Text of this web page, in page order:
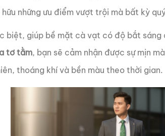
hữu những ưu điểm vượt trội mà bất kỳ
biệt, giúp bề mặt cà vạt có độ bắt
tơ tằm, bạn sẽ cảm nhận được sự mịn
thoáng khí và bền màu theo thời gian.